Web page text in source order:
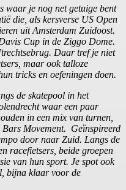
waar je nog net getuige bent
die, als kersverse US Open
uit Amsterdam Zuidoost.
Cup in de Ziggo Dome.
Daar tref je niet
maar ook talloze
tricks en oefeningen doen.
de skatepool in het
waar een paar
in een mix van turnen,
Movement. Geïnspireerd
door naar Zuid. Langs de
racefietsers, beide groepen
van hun sport. Je spot ook
bijna klaar voor de